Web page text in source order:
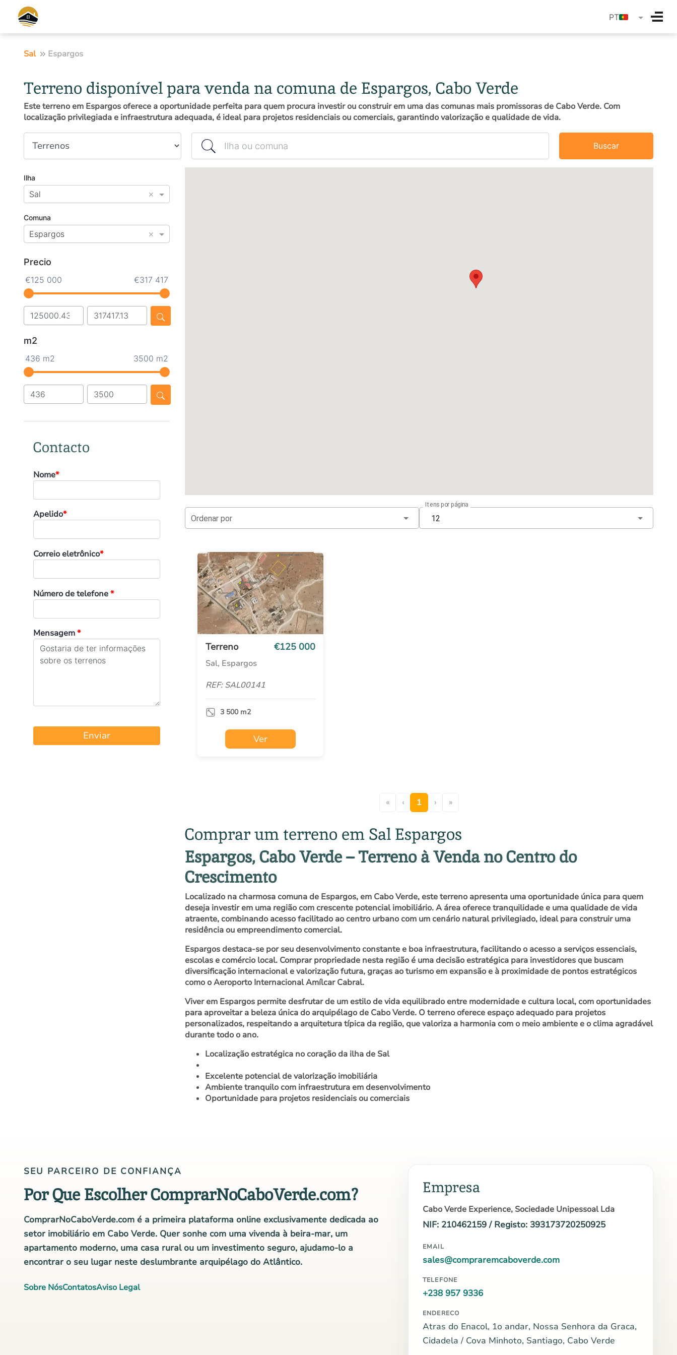
PT
Sal Espargos
Terreno disponível para venda na comuna de Espargos, Cabo Verde
Este terreno em Espargos oferece a oportunidade perfeita para quem procura investir ou construir em uma das comunas mais promissoras de Cabo Verde. Com
localização privilegiada e infraestrutura adequada, é ideal para projetos residenciais ou comerciais, garantindo valorização e qualidade de vida.
Ilha ou comuna
Buscar
Ilha
Sal ×
Comuna
Espargos ×
Precio
€125 000 €317 417
m2
436 m2 3500 m2
Contacto
Nome*
Apelido*
Correio eletrônico*
Número de telefone*
Mensagem*
Enviar
Ordenar por 12
Itens por página
Terreno €125 000
Sal, Espargos
REF: SAL00141
3 500 m2
Ver
« ‹ 1 › »
Comprar um terreno em Sal Espargos
Espargos, Cabo Verde – Terreno à Venda no Centro do
Crescimento
Localizado na charmosa comuna de Espargos, em Cabo Verde, este terreno apresenta uma oportunidade única para quem
deseja investir em uma região com crescente potencial imobiliário. A área oferece tranquilidade e uma qualidade de vida
atraente, combinando acesso facilitado ao centro urbano com um cenário natural privilegiado, ideal para construir uma
residência ou empreendimento comercial.
Espargos destaca-se por seu desenvolvimento constante e boa infraestrutura, facilitando o acesso a serviços essenciais,
escolas e comércio local. Comprar propriedade nesta região é uma decisão estratégica para investidores que buscam
diversificação internacional e valorização futura, graças ao turismo em expansão e à proximidade de pontos estratégicos
como o Aeroporto Internacional Amílcar Cabral.
Viver em Espargos permite desfrutar de um estilo de vida equilibrado entre modernidade e cultura local, com oportunidades
para aproveitar a beleza única do arquipélago de Cabo Verde. O terreno oferece espaço adequado para projetos
personalizados, respeitando a arquitetura típica da região, que valoriza a harmonia com o meio ambiente e o clima agradável
durante todo o ano.
Localização estratégica no coração da ilha de Sal
Excelente potencial de valorização imobiliária
Ambiente tranquilo com infraestrutura em desenvolvimento
Oportunidade para projetos residenciais ou comerciais
SEU PARCEIRO DE CONFIANÇA
Por Que Escolher ComprarNoCaboVerde.com?
ComprarNoCaboVerde.com é a primeira plataforma online exclusivamente dedicada ao
setor imobiliário em Cabo Verde. Quer sonhe com uma vivenda à beira-mar, um
apartamento moderno, uma casa rural ou um investimento seguro, ajudamo-lo a
encontrar o seu lugar neste deslumbrante arquipélago do Atlântico.
Sobre NósContatosAviso Legal
Empresa
Cabo Verde Experience, Sociedade Unipessoal Lda
NIF: 210462159 / Registo: 393173720250925
EMAIL
sales@compraremcaboverde.com
TELEFONE
+238 957 9336
ENDERECO
Atras do Enacol, 1o andar, Nossa Senhora da Graca,
Cidadela / Cova Minhoto, Santiago, Cabo Verde